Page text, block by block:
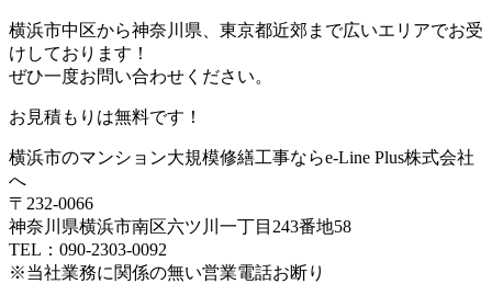
横浜市中区から神奈川県、東京都近郊まで広いエリアでお受
けしております！
ぜひ一度お問い合わせください。
お見積もりは無料です！
横浜市のマンション大規模修繕工事ならe-Line Plus株式会社
へ
〒232-0066
神奈川県横浜市南区六ツ川一丁目243番地58
TEL：090-2303-0092
※当社業務に関係の無い営業電話お断り